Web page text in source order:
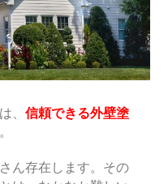
、信頼できる外壁塗
ん存在します。その